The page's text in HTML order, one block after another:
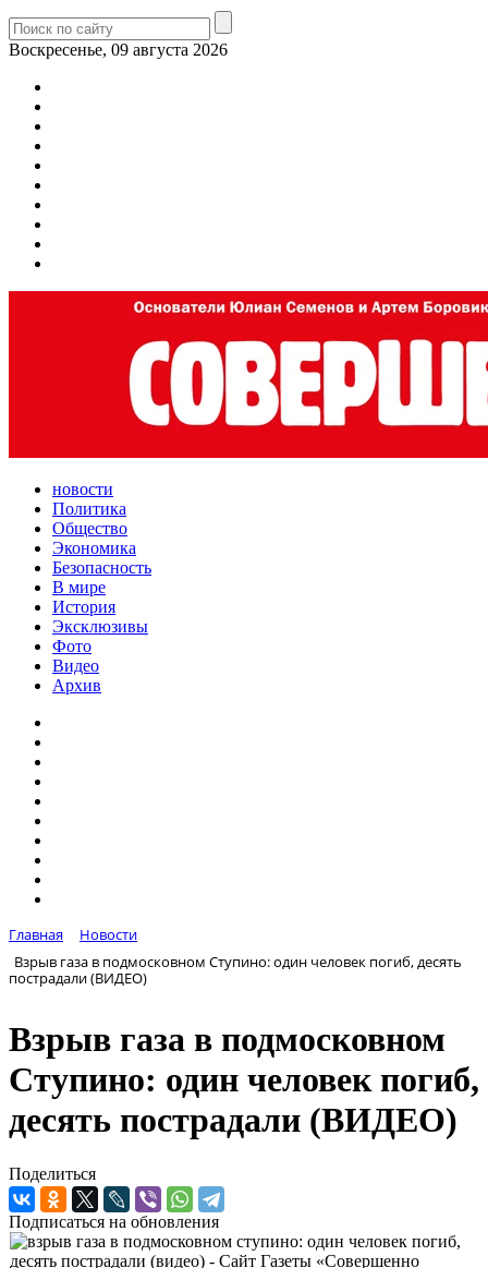
Воскресенье, 09 августа 2026
новости
Политика
Общество
Экономика
Безопасность
В мире
История
Эксклюзивы
Фото
Видео
Архив
Главная
Новости
Взрыв газа в подмосковном Ступино: один человек погиб, десять
пострадали (ВИДЕО)
Взрыв газа в подмосковном
Ступино: один человек погиб,
десять пострадали (ВИДЕО)
Поделиться
Подписаться на обновления